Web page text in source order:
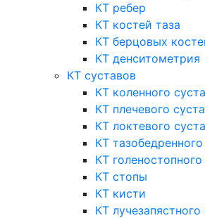
КТ ребер
КТ костей таза
КТ берцовых
КТ денситометрия
КТ суставов
КТ коленного
КТ плечевого
КТ локтевого
КТ
КТ голеностопного
КТ стопы
КТ кисти
КТ лучезапястного